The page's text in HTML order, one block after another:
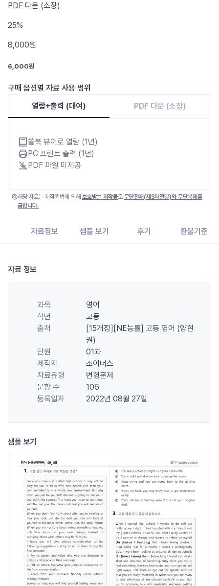
PDF 다운 (소장)
25%
8,000원
6,000원
구매 옵션별 자료 사용 범위
열람+출력 (대여)
PDF 다운 (소장)
쏠북 뷰어로 열람 (1년)
PC 프린트 출력 (1년)
PDF 파일 미제공
해당 자료는 저작권법에 의해 보호받는 저작물로 무단전재(제3자전달)와 무단복제를
금합니다.
자료정보 샘플 보기 후기 환불기준
자료 정보
과목
영어
학년
고등
출처
[15개정][NE능률] 고등 영어 (양현
권)
단원
01과
제작자
조이너스
자료유형
변형문제
문항 수
106
등록일자
2022년 08월 27일
샘플 보기